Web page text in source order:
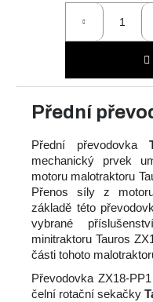
Přední
Přední převodovka
mechanický prvek
motoru malotraktoru
Přenos síly z
základě této
vybrané
minitraktoru Tauros
části tohoto
Převodovka ZX18-
čelní rotační sekačky